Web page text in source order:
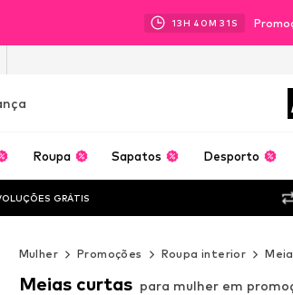
13H 40M 30 S
Roupa Sapatos Desporto
GRÁTIS
Mulher Promoções Roupa interior
Meias curtas para mulher em